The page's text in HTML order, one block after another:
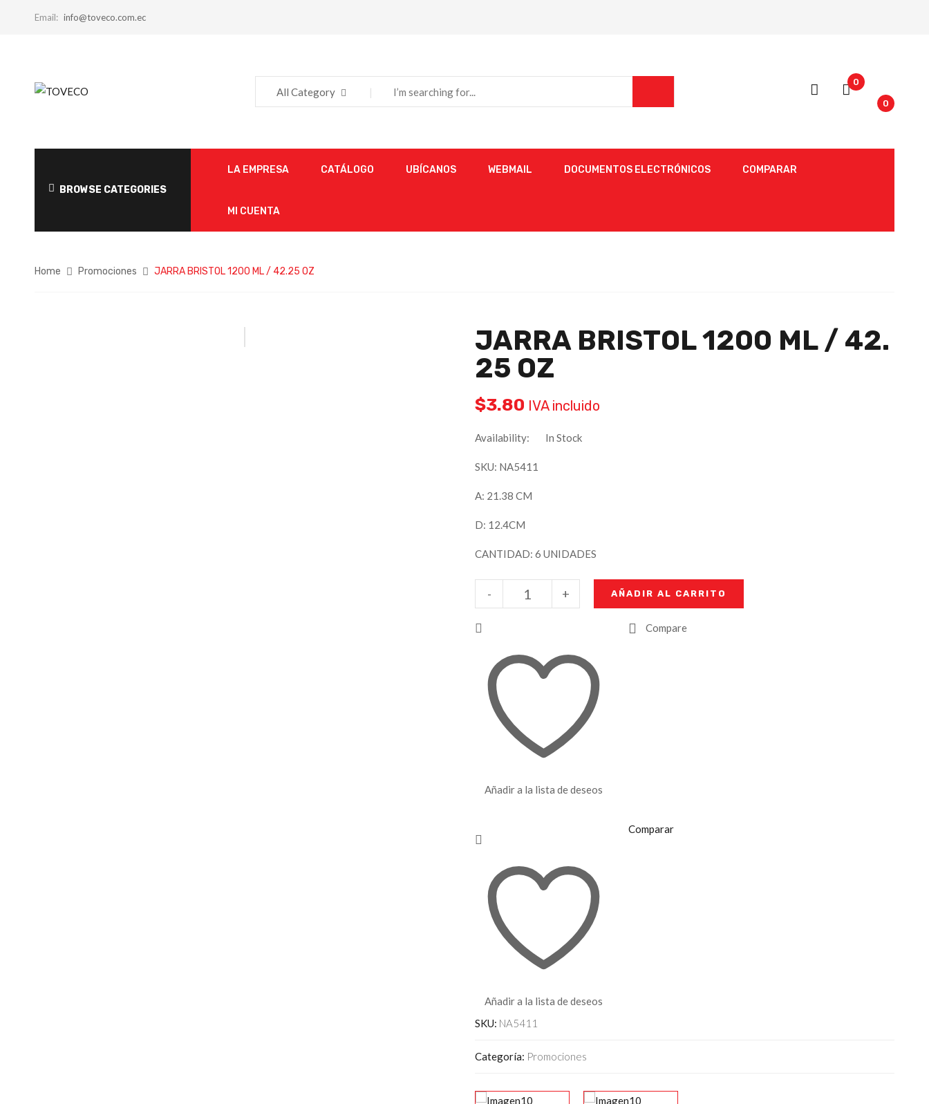
Email: info@toveco.com.ec
All Category
0
0
BROWSE CATEGORIES
LA EMPRESA CATÁLOGO UBÍCANOS WEBMAIL DOCUMENTOS ELECTRÓNICOS COMPARAR
MI CUENTA
Home Promociones JARRA BRISTOL 1200 ML / 42.25 OZ
JARRA BRISTOL 1200 ML / 42.
25 OZ
$3.80 IVA incluido
Availability: In Stock
SKU: NA5411
A: 21.38 CM
D: 12.4CM
CANTIDAD: 6 UNIDADES
+
- AÑADIR AL CARRITO
Añadir a la lista de deseos
Compare
Añadir a la lista de deseos
Comparar
SKU: NA5411
Categoría: Promociones